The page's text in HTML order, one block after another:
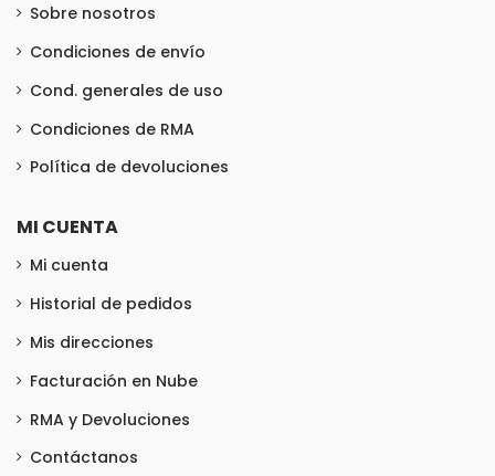
Sobre nosotros
Condiciones de envío
Cond. generales de uso
Condiciones de RMA
Política de devoluciones
MI CUENTA
Mi cuenta
Historial de pedidos
Mis direcciones
Facturación en Nube
RMA y Devoluciones
Contáctanos